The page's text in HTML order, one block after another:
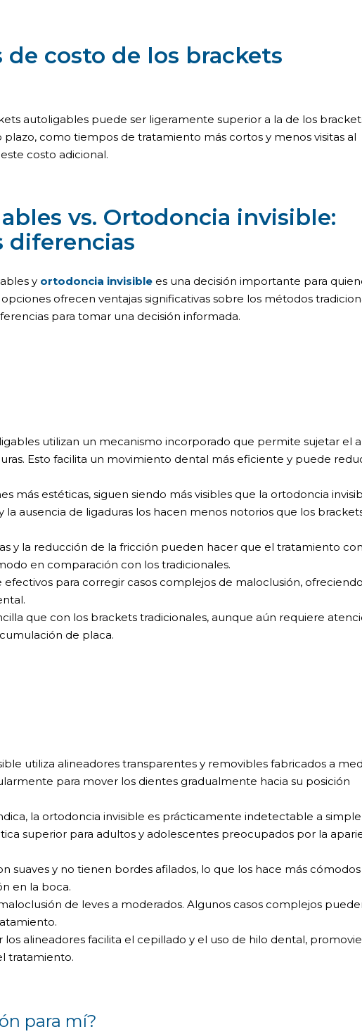
de costo de los brackets
autoligables puede ser ligeramente superior a la de los
plazo, como tiempos de tratamiento más cortos y menos visitas al
costo adicional.
vs. Ortodoncia invisible:
diferencias
y ortodoncia invisible es una decisión importante para
ofrecen ventajas significativas sobre los métodos
para tomar una decisión informada.
utilizan un mecanismo incorporado que permite sujetar el
Esto facilita un movimiento dental más eficiente y puede
más estéticas, siguen siendo más visibles que la ortodoncia
la ausencia de ligaduras los hacen menos notorios que los
y la reducción de la fricción pueden hacer que el tratamiento con
en comparación con los tradicionales.
para corregir casos complejos de maloclusión,
que con los brackets tradicionales, aunque aún requiere
de placa.
utiliza alineadores transparentes y removibles fabricados a
para mover los dientes gradualmente hacia su posición
la ortodoncia invisible es prácticamente indetectable a simple
superior para adultos y adolescentes preocupados por la
suaves y no tienen bordes afilados, lo que los hace más
en la boca.
de leves a moderados. Algunos casos complejos
los alineadores facilita el cepillado y el uso de hilo dental,
tratamiento.
para mí?